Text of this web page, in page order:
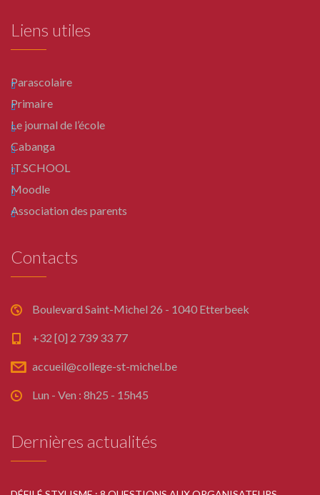
Liens utiles
Parascolaire
Primaire
Le journal de l’école
Cabanga
iT.SCHOOL
Moodle
Association des parents
Contacts
Boulevard Saint-Michel 26 - 1040 Etterbeek
+32 [0] 2 739 33 77
accueil@college-st-michel.be
Lun - Ven : 8h25 - 15h45
Dernières actualités